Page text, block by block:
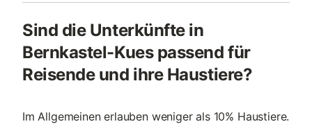
Sind die Unterkünfte in
Bernkastel-Kues passend für
Reisende und ihre Haustiere?
Im Allgemeinen erlauben weniger als 10% Haustiere.